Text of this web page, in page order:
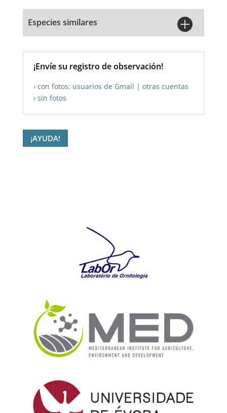
Especies similares 
¡Envíe su registro de observación!
› con fotos: usuarios de Gmail | otras cuentas
› sin fotos
¡AYUDA!